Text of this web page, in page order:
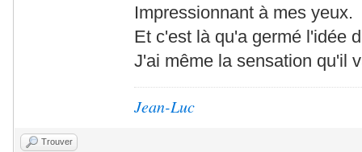
Impressionnant à mes yeux.
Et c'est là qu'a germé l'idée
J'ai même la sensation qu'il
Jean-Luc
Trouver